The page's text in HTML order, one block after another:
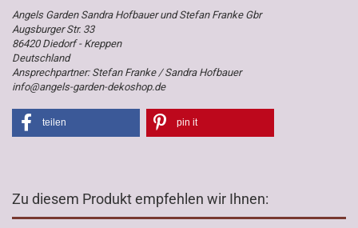
Angels Garden Sandra Hofbauer und Stefan Franke Gbr
Augsburger Str. 33
86420 Diedorf - Kreppen
Deutschland
Ansprechpartner: Stefan Franke / Sandra Hofbauer
info@angels-garden-dekoshop.de
teilen pin it
Zu diesem Produkt empfehlen wir Ihnen: